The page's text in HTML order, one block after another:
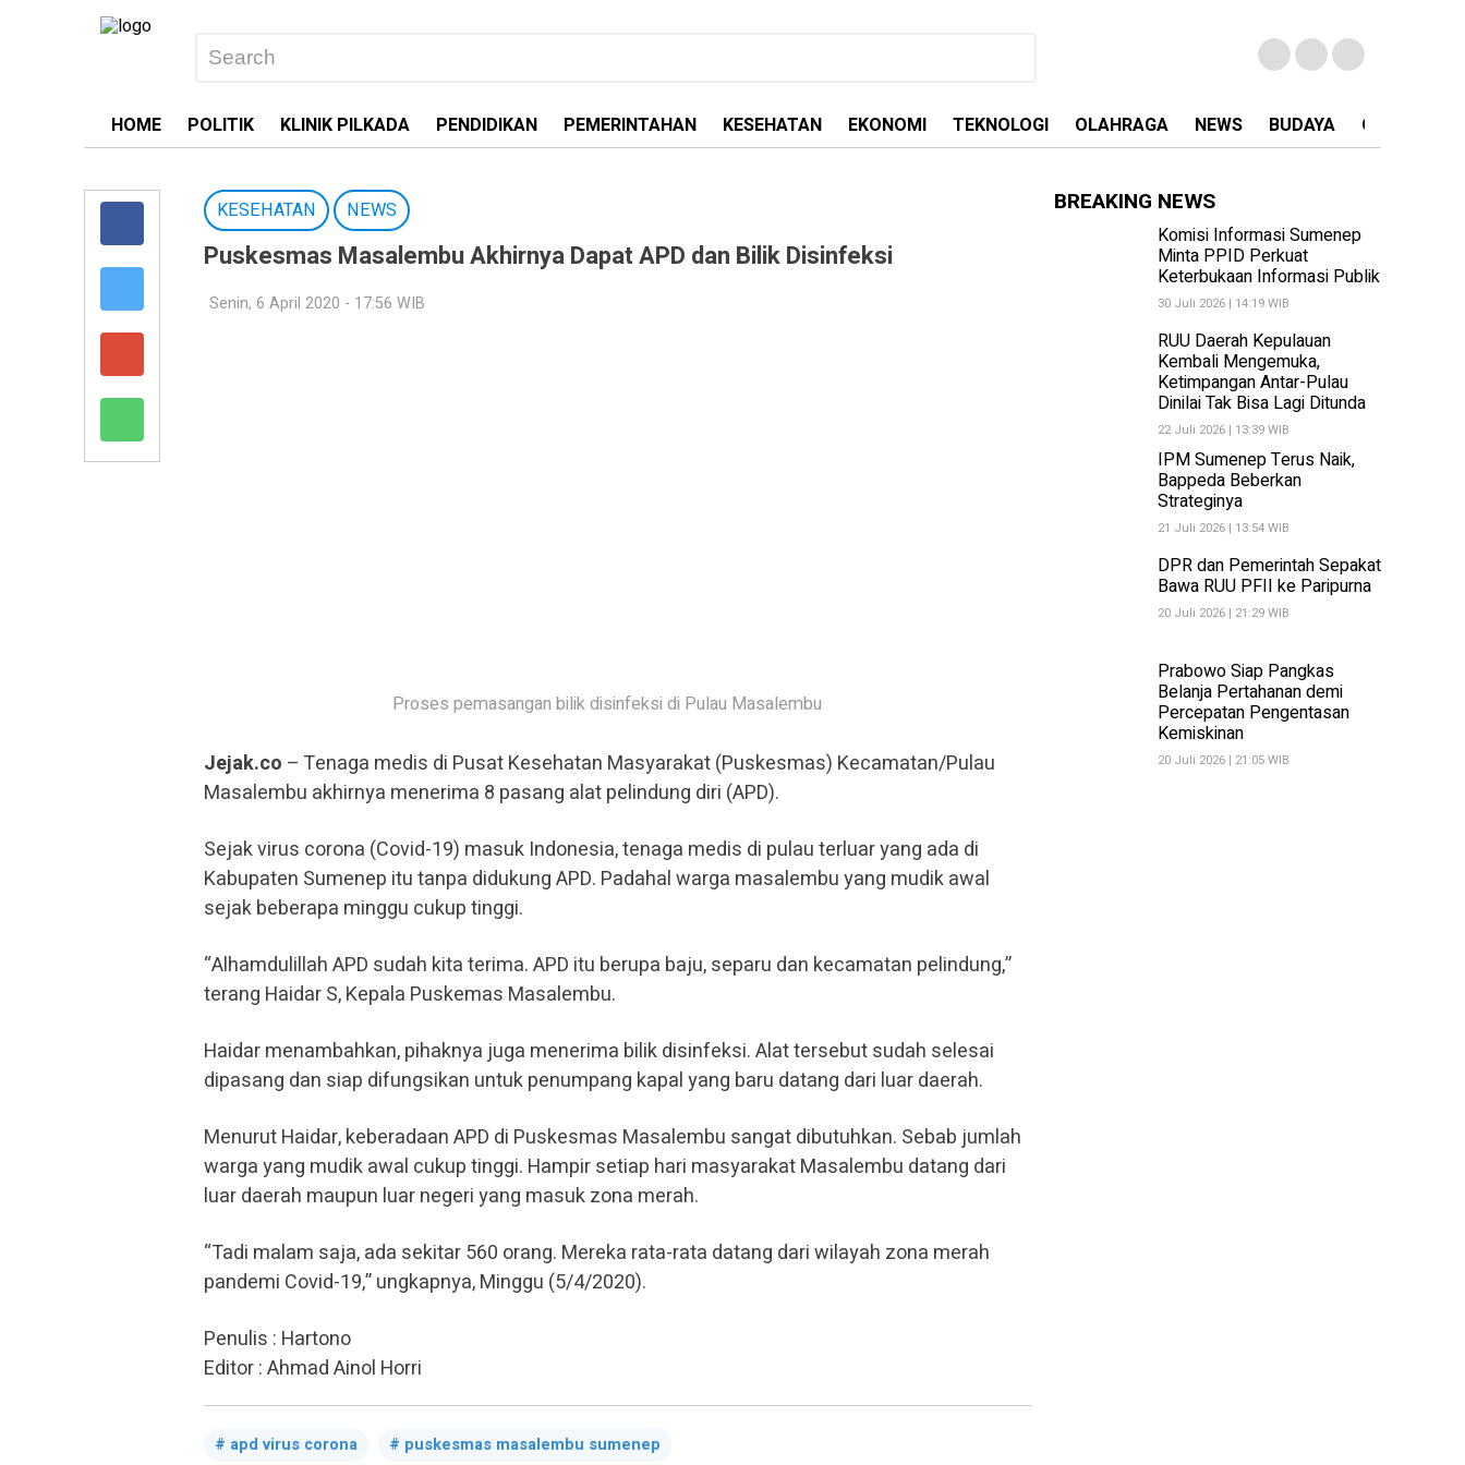
HOME POLITIK KLINIK PILKADA PENDIDIKAN PEMERINTAHAN KESEHATAN EKONOMI TEKNOLOGI OLAHRAGA NEWS BUDAYA OPINI
KESEHATAN NEWS
Puskesmas Masalembu Akhirnya Dapat APD dan Bilik Disinfeksi
Senin, 6 April 2020 - 17:56 WIB
Proses pemasangan bilik disinfeksi di Pulau Masalembu
Jejak.co – Tenaga medis di Pusat Kesehatan Masyarakat (Puskesmas) Kecamatan/Pulau
Masalembu akhirnya menerima 8 pasang alat pelindung diri (APD).
Sejak virus corona (Covid-19) masuk Indonesia, tenaga medis di pulau terluar yang ada di
Kabupaten Sumenep itu tanpa didukung APD. Padahal warga masalembu yang mudik awal
sejak beberapa minggu cukup tinggi.
“Alhamdulillah APD sudah kita terima. APD itu berupa baju, separu dan kecamatan pelindung,”
terang Haidar S, Kepala Puskemas Masalembu.
Haidar menambahkan, pihaknya juga menerima bilik disinfeksi. Alat tersebut sudah selesai
dipasang dan siap difungsikan untuk penumpang kapal yang baru datang dari luar daerah.
Menurut Haidar, keberadaan APD di Puskesmas Masalembu sangat dibutuhkan. Sebab jumlah
warga yang mudik awal cukup tinggi. Hampir setiap hari masyarakat Masalembu datang dari
luar daerah maupun luar negeri yang masuk zona merah.
“Tadi malam saja, ada sekitar 560 orang. Mereka rata-rata datang dari wilayah zona merah
pandemi Covid-19,” ungkapnya, Minggu (5/4/2020).
Penulis : Hartono
Editor : Ahmad Ainol Horri
apd virus corona puskesmas masalembu sumenep
BREAKING NEWS
Komisi Informasi Sumenep
Minta PPID Perkuat
Keterbukaan Informasi Publik
30 Juli 2026 | 14:19 WIB
RUU Daerah Kepulauan
Kembali Mengemuka,
Ketimpangan Antar-Pulau
Dinilai Tak Bisa Lagi Ditunda
22 Juli 2026 | 13:39 WIB
IPM Sumenep Terus Naik,
Bappeda Beberkan
Strateginya
21 Juli 2026 | 13:54 WIB
DPR dan Pemerintah Sepakat
Bawa RUU PFII ke Paripurna
20 Juli 2026 | 21:29 WIB
Prabowo Siap Pangkas
Belanja Pertahanan demi
Percepatan Pengentasan
Kemiskinan
20 Juli 2026 | 21:05 WIB